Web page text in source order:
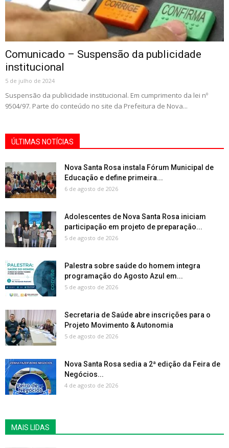
Comunicado – Suspensão da publicidade
institucional
5 de julho de 2024
Suspensão da publicidade institucional. Em cumprimento da lei nº
9504/97. Parte do conteúdo no site da Prefeitura de Nova...
ÚLTIMAS NOTÍCIAS
Nova Santa Rosa instala Fórum Municipal de
Educação e define primeira...
6 de agosto de 2026
Adolescentes de Nova Santa Rosa iniciam
participação em projeto de preparação...
5 de agosto de 2026
Palestra sobre saúde do homem integra
programação do Agosto Azul em...
5 de agosto de 2026
Secretaria de Saúde abre inscrições para o
Projeto Movimento & Autonomia
5 de agosto de 2026
Nova Santa Rosa sedia a 2ª edição da Feira de
Negócios...
4 de agosto de 2026
MAIS LIDAS